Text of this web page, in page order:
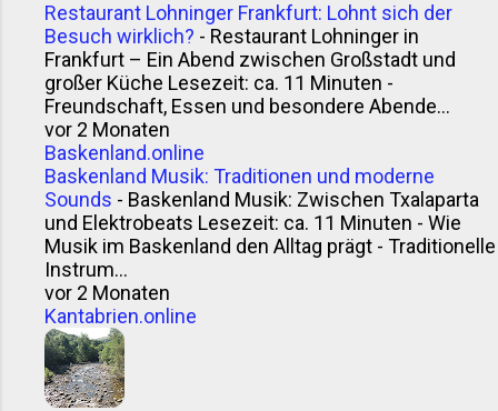
Restaurant Lohninger Frankfurt: Lohnt sich der
Besuch wirklich? - Restaurant Lohninger in
Frankfurt – Ein Abend zwischen Großstadt und
großer Küche Lesezeit: ca. 11 Minuten -
Freundschaft, Essen und besondere Abende...
vor 2 Monaten
Baskenland.online
Baskenland Musik: Traditionen und moderne
Sounds - Baskenland Musik: Zwischen Txalaparta
und Elektrobeats Lesezeit: ca. 11 Minuten - Wie
Musik im Baskenland den Alltag prägt - Traditionelle
Instrum...
vor 2 Monaten
Kantabrien.online